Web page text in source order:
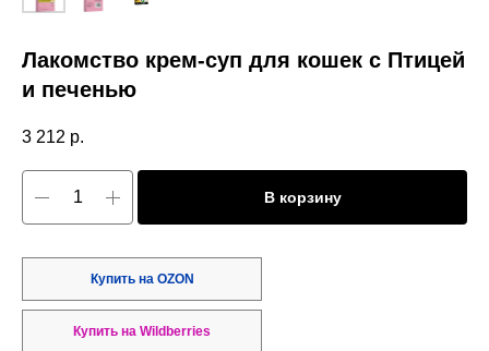
Лакомство крем-суп для кошек с Птицей
и печенью
3 212 р.
В корзину
Купить на OZON
Купить на Wildberries